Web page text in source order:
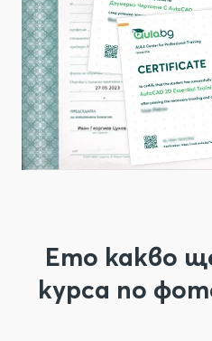
Ето какво
курса по